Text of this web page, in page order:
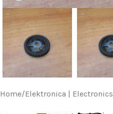
Home/Elektronica | Electronics